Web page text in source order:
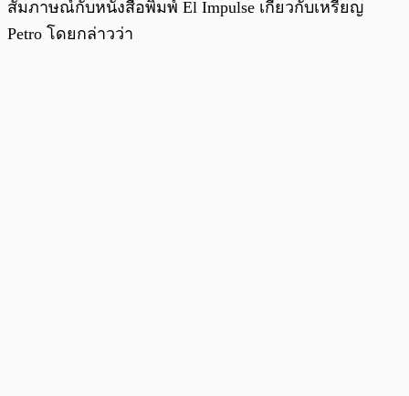
สัมภาษณ์กับหนังสือพิมพ์ El Impulse เกี่ยวกับเหรียญ
Petro โดยกล่าวว่า